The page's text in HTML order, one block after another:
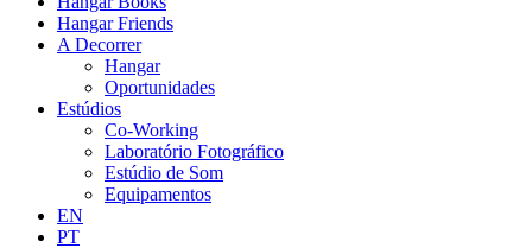
Hangar Friends
A Decorrer
Hangar
Oportunidades
Estúdios
Co-Working
Laboratório Fotográfico
Estúdio de Som
Equipamentos
EN
PT